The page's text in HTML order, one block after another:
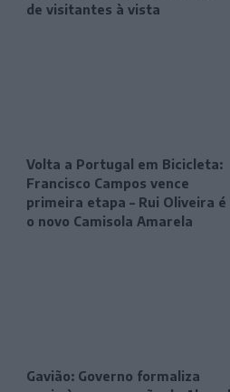
de visitantes à vista
Volta a Portugal em Bicicleta:
Francisco Campos vence
primeira etapa – Rui Oliveira é
o novo Camisola Amarela
Gavião: Governo formaliza